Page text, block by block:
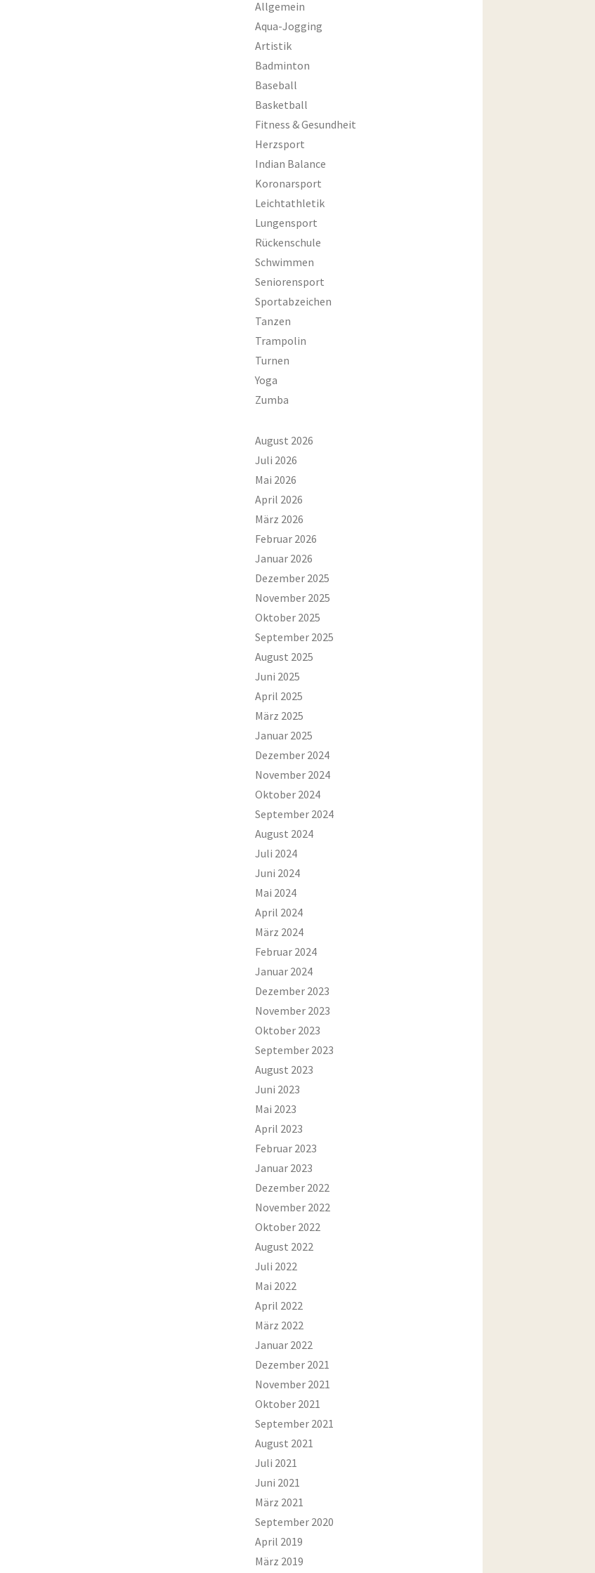
Allgemein
Aqua-Jogging
Artistik
Badminton
Baseball
Basketball
Fitness & Gesundheit
Herzsport
Indian Balance
Koronarsport
Leichtathletik
Lungensport
Rückenschule
Schwimmen
Seniorensport
Sportabzeichen
Tanzen
Trampolin
Turnen
Yoga
Zumba
August 2026
Juli 2026
Mai 2026
April 2026
März 2026
Februar 2026
Januar 2026
Dezember 2025
November 2025
Oktober 2025
September 2025
August 2025
Juni 2025
April 2025
März 2025
Januar 2025
Dezember 2024
November 2024
Oktober 2024
September 2024
August 2024
Juli 2024
Juni 2024
Mai 2024
April 2024
März 2024
Februar 2024
Januar 2024
Dezember 2023
November 2023
Oktober 2023
September 2023
August 2023
Juni 2023
Mai 2023
April 2023
Februar 2023
Januar 2023
Dezember 2022
November 2022
Oktober 2022
August 2022
Juli 2022
Mai 2022
April 2022
März 2022
Januar 2022
Dezember 2021
November 2021
Oktober 2021
September 2021
August 2021
Juli 2021
Juni 2021
März 2021
September 2020
April 2019
März 2019